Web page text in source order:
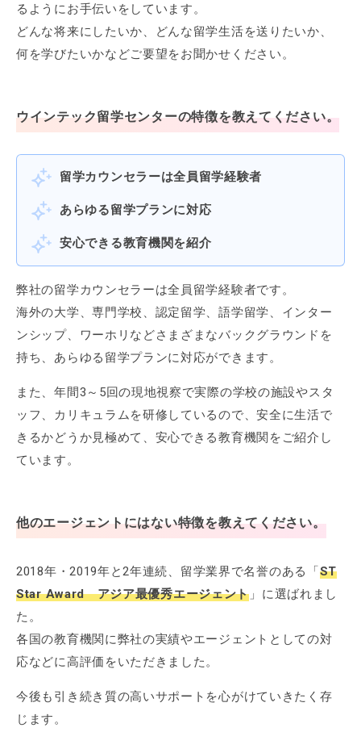
るようにお手伝いをしています。
どんな将来にしたいか、どんな留学生活を送りたいか、
何を学びたいかなどご要望をお聞かせください。
ウインテック留学センターの特徴を教えてください。
留学カウンセラーは全員留学経験者
あらゆる留学プランに対応
安心できる教育機関を紹介
弊社の留学カウンセラーは全員留学経験者です。
海外の大学、専門学校、認定留学、語学留学、インター
ンシップ、ワーホリなどさまざまなバックグラウンドを
持ち、あらゆる留学プランに対応ができます。
また、年間3～5回の現地視察で実際の学校の施設やスタ
ッフ、カリキュラムを研修しているので、安全に生活で
きるかどうか見極めて、安心できる教育機関をご紹介し
ています。
他のエージェントにはない特徴を教えてください。
2018年・2019年と2年連続、留学業界で名誉のある「ST
Star Award アジア最優秀エージェント 」に選ばれまし
た。
各国の教育機関に弊社の実績やエージェントとしての対
応などに高評価をいただきました。
今後も引き続き質の高いサポートを心がけていきたく存
じます。